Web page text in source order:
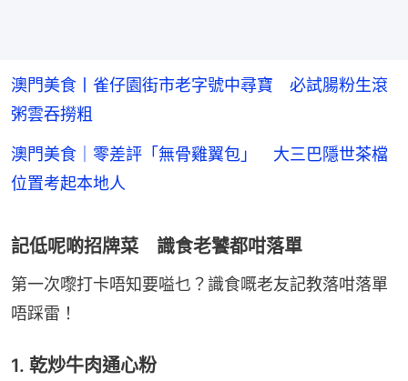
澳門美食丨雀仔園街市老字號中尋寶 必試腸粉生滾
粥雲吞撈粗
澳門美食｜零差評「無骨雞翼包」 大三巴隱世茶檔
位置考起本地人
記低呢啲招牌菜 識食老饕都咁落單
第一次嚟打卡唔知要嗌乜？識食嘅老友記教落咁落單
唔踩雷！
1. 乾炒牛肉通心粉